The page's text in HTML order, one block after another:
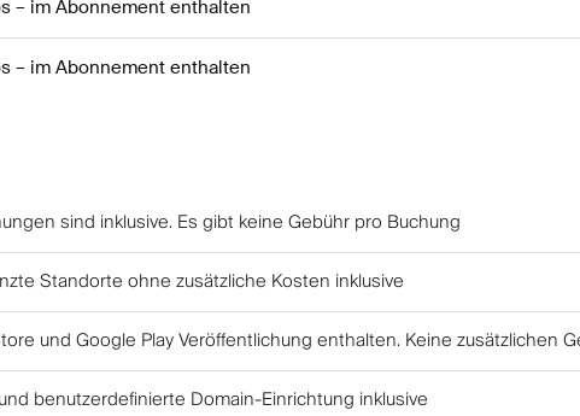
– im Abonnement enthalten
– im Abonnement enthalten
sind inklusive. Es gibt keine Gebühr pro Buchung
Standorte ohne zusätzliche Kosten inklusive
und Google Play Veröffentlichung enthalten. Keine zusätzlichen
benutzerdefinierte Domain-Einrichtung inklusive